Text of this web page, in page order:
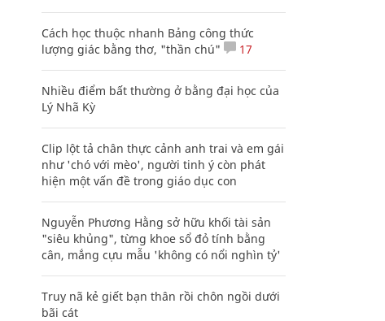
Cách học thuộc nhanh Bảng công thức
lượng giác bằng thơ, "thần chú"
17
Nhiều điểm bất thường ở bằng đại học của
Lý Nhã Kỳ
Clip lột tả chân thực cảnh anh trai và em gái
như 'chó với mèo', người tinh ý còn phát
hiện một vấn đề trong giáo dục con
Nguyễn Phương Hằng sở hữu khối tài sản
"siêu khủng", từng khoe sổ đỏ tính bằng
cân, mắng cựu mẫu 'không có nổi nghìn tỷ'
Truy nã kẻ giết bạn thân rồi chôn ngồi dưới
bãi cát